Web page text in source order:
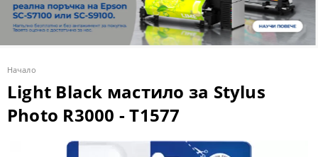
Начало
Light Black мастило за Stylus
Photo R3000 - T1577